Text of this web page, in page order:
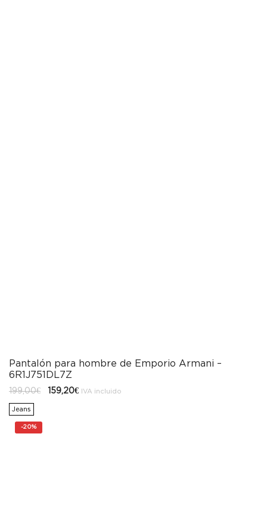
Pantalón para hombre de Emporio Armani –
6R1J751DL7Z
199,00€
El
precio
159,20€ElIVA incluido
Jeans
-20%